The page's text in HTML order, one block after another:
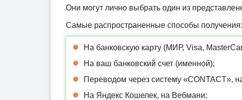
Они могут лично выбрать один из
Самые распространенные способы получения:
На банковскую карту (МИР, Visa,
На ваш банковский счет (именной);
Переводом через систему «CONTACT»,
На Яндекс Кошелек, на Вебмани;